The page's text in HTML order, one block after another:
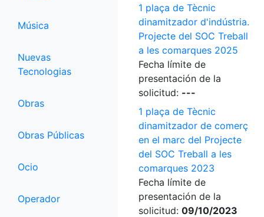
Música
Nuevas
Tecnologias
Obras
Obras Públicas
Ocio
Operador
1 plaça de Tècnic
dinamitzador d'indústria.
Projecte del SOC Treball
a les comarques 2025
Fecha límite de
presentación de la
solicitud: ---
1 plaça de Tècnic
dinamitzador de comerç
en el marc del Projecte
del SOC Treball a les
comarques 2023
Fecha límite de
presentación de la
solicitud: 09/10/2023